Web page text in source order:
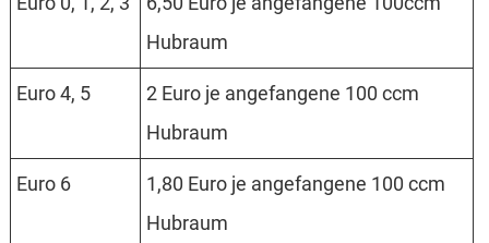
Hubraum
Euro 4, 5
2 Euro je angefangene 100 ccm
Hubraum
Euro 6
1,80 Euro je angefangene 100 ccm
Hubraum